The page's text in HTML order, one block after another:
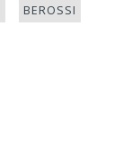
BEROSSI